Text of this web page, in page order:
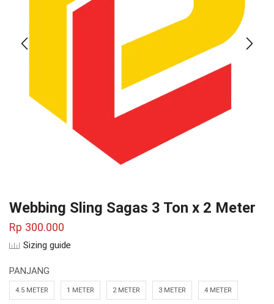
Webbing Sling Sagas 3 Ton x 2 Meter
Rp 300.000
Sizing guide
PANJANG
4.5 METER 1 METER 2 METER 3 METER 4 METER